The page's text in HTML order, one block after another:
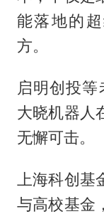
能落地的
方。
启明创投
大晓机器人
无懈可击。
上海科创
与高校基金